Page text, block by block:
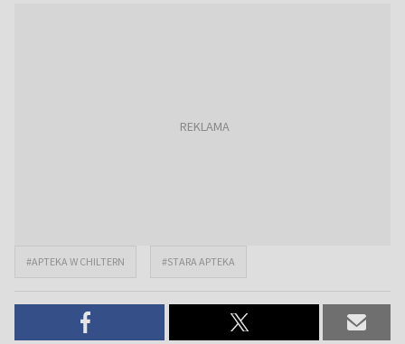
#APTEKA W CHILTERN #STARA APTEKA